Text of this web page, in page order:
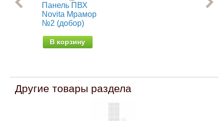
Панель ПВХ
Novita Мрамор
№2 (добор)
В корзину
Другие товары раздела